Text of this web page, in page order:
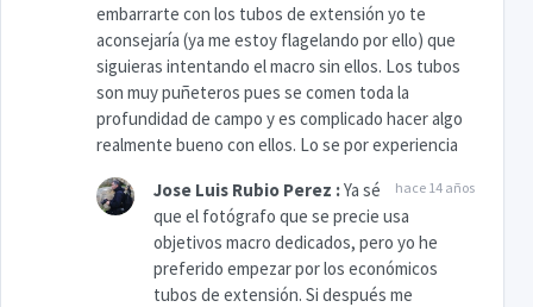
embarrarte con los tubos de extensión yo te
aconsejaría (ya me estoy flagelando por ello) que
siguieras intentando el macro sin ellos. Los tubos
son muy puñeteros pues se comen toda la
profundidad de campo y es complicado hacer algo
realmente bueno con ellos. Lo se por experiencia
Jose Luis Rubio Perez : hace 14 años
Ya sé
que el fotógrafo que se precie usa
objetivos macro dedicados, pero yo he
preferido empezar por los económicos
tubos de extensión. Si después me